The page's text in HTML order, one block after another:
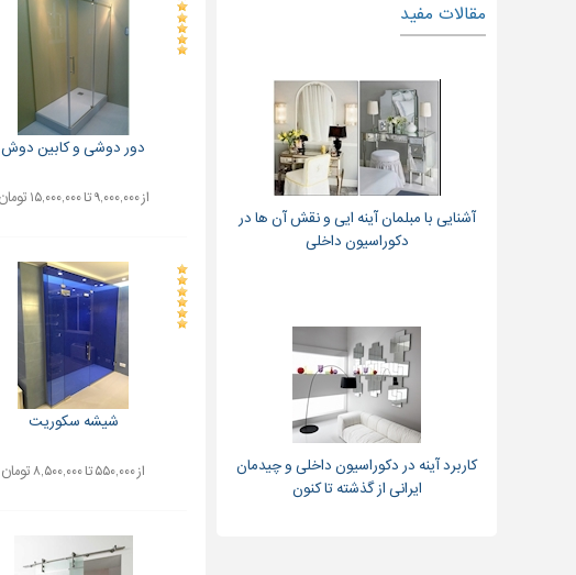
دور دوشی و کابین دوش
از ۹,۰۰۰,۰۰۰ تا ۱۵,۰۰۰,۰۰۰ تومان
شیشه سکوریت
از ۵۵۰,۰۰۰ تا ۸,۵۰۰,۰۰۰ تومان
مقالات مفید
آشنایی با مبلمان آینه ایی و نقش آن ها در
دکوراسیون داخلی
کاربرد آینه در دکوراسیون داخلی و چیدمان
ایرانی از گذشته تا کنون